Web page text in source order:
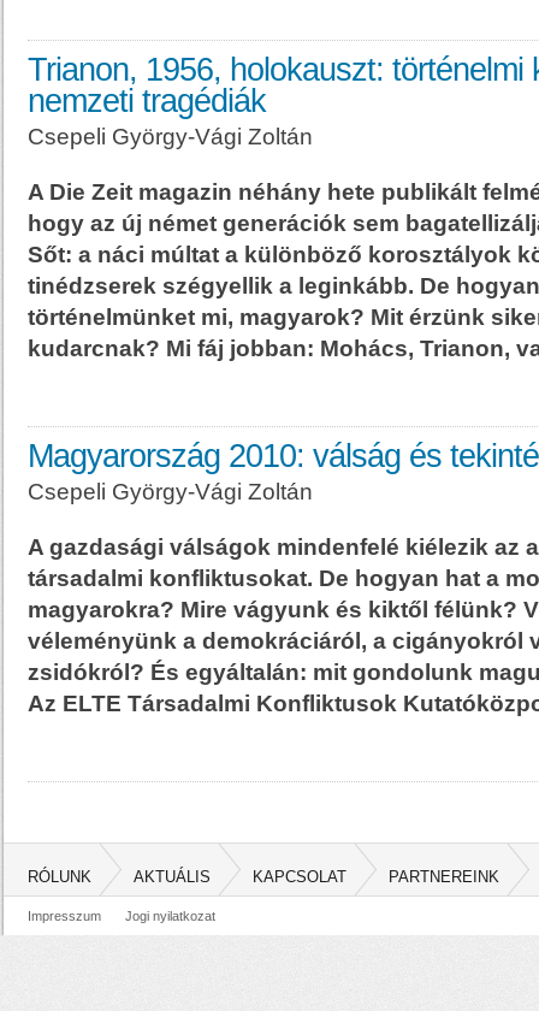
Trianon, 1956, holokauszt: történelmi
nemzeti tragédiák
Csepeli György-Vági Zoltán
A Die Zeit magazin néhány hete publikált
hogy az új német generációk sem
Sőt: a náci múltat a különböző korosztályok
tinédzserek szégyellik a leginkább. De
történelmünket mi, magyarok? Mit érzünk
kudarcnak? Mi fáj jobban: Mohács, Trianon,
Magyarország 2010: válság és
Csepeli György-Vági Zoltán
A gazdasági válságok mindenfelé kiélezik az
társadalmi konfliktusokat. De hogyan hat a
magyarokra? Mire vágyunk és kiktől félünk?
véleményünk a demokráciáról, a cigányokról
zsidókról? És egyáltalán: mit gondolunk
Az ELTE Társadalmi Konfliktusok
RÓLUNK AKTUÁLIS KAPCSOLAT PARTNEREINK
Impresszum Jogi nyilatkozat